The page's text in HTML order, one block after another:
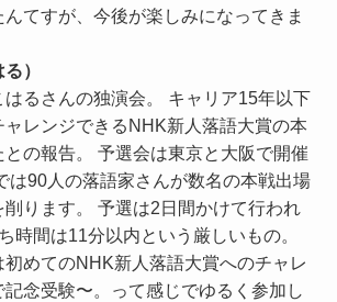
てすが、今後が楽しみになってきま
）
はるさんの独演会。 キャリア15年以下
レンジできるNHK新人落語大賞の本
の報告。 予選会は東京と大阪で開催
は90人の落語家さんが数名の本戦出場
削ります。 予選は2日間かけて行われ
時間は11分以内という厳しいもの。
めてのNHK新人落語大賞へのチャレ
念受験〜。って感じでゆるく参加し